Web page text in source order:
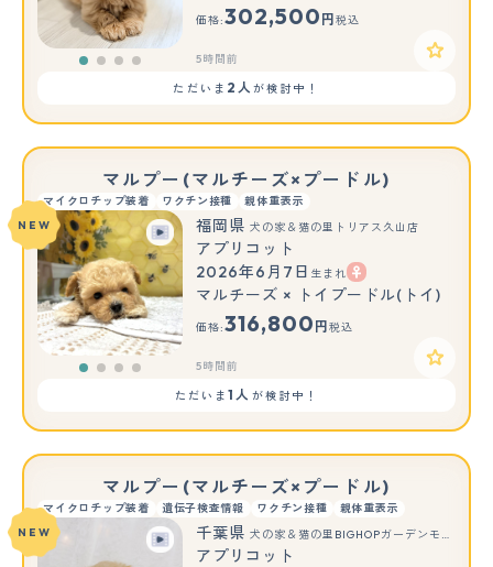
価格:302,500 円 税込
5時間前
ただいま 2人が検討中！
マルプー(マルチーズ×プードル)
マイクロチップ装着 ワクチン接種
親体重表示
NEW
福岡県 犬の家＆猫の里トリアス久山店
アプリコット
2026年6月7日 生まれ
マルチーズ × トイプードル(トイ)
価格:316,800 円 税込
5時間前
ただいま1人 が検討中！
マルプー(マルチーズ×プードル)
マイクロチップ装着 遺伝子検査情報 ワクチン接種
親体重表示
NEW
千葉県 犬の家＆猫の里BIGHOPガーデンモール印西店
アプリコット